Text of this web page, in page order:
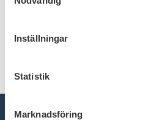
Inställningar
Statistik
Marknadsföring